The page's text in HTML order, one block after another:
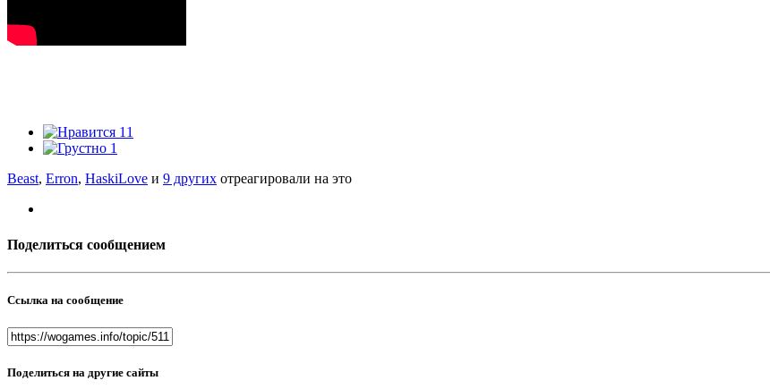
11
1
Beast, Erron, HaskiLove и 9 других отреагировали на это
Поделиться сообщением
Ссылка на сообщение
Поделиться на другие сайты